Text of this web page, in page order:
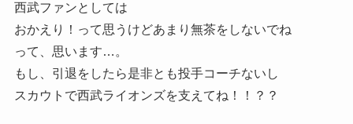
西武ファンとしては
おかえり！って思うけどあまり無茶をしないでね
って、思います…。
もし、引退をしたら是非とも投手コーチないし
スカウトで西武ライオンズを支えてね！！？？